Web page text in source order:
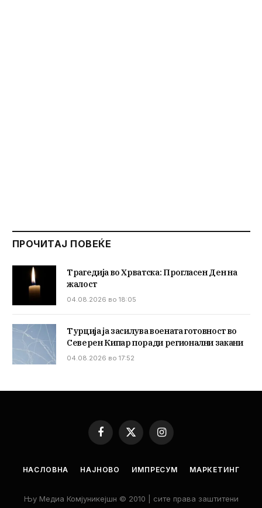
ПРОЧИТАЈ ПОВЕЌЕ
Трагедија во Хрватска: Прогласен Ден на
жалост
04.08.2026 во 18:05
Турција ја засилува воената готовност во
Северен Кипар поради регионални закани
04.08.2026 во 17:52
Facebook
X
(Twitter)
Instagram
НАСЛОВНА НАЈНОВО ИМПРЕСУМ МАРКЕТИНГ
Њу Медиа Комјуникејшн © 2010 | сите права заштитени